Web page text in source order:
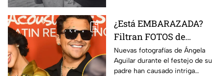
¿Está EMBARAZADA?
Filtran FOTOS de
Ángela Aguilar durante
fiesta familiar; así luce
Nuevas fotografías de Ángela
Aguilar durante el festejo de su
padre han causado intriga